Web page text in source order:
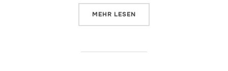
MEHR ÜBER „MOTORRADSITZBANK
LESEN